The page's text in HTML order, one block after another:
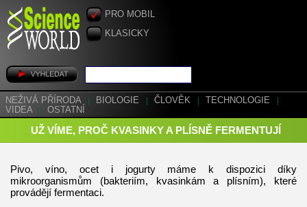
PRO MOBIL
KLASICKY
NEŽIVÁ PŘÍRODA BIOLOGIE ČLOVĚK TECHNOLOGIE
VIDEA
OSTATNÍ
UŽ VÍME, PROČ KVASINKY A PLÍSNĚ FERMENTUJÍ
Pivo, víno, ocet i jogurty máme k dispozici díky
mikroorganismům (bakteriím, kvasinkám a plísním), které
provádějí fermentaci.